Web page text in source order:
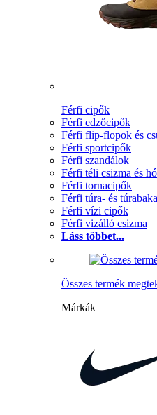
Férfi cipők
Férfi edzőcipők
Férfi flip-flopok és
Férfi sportcipők
Férfi szandálok
Férfi téli csizma és
Férfi tornacipők
Férfi túra- és
Férfi vízi cipők
Férfi vizálló csizma
Láss többet...
Összes termék
Márkák